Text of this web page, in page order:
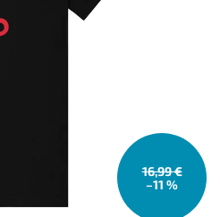
16,99 €
–11 %